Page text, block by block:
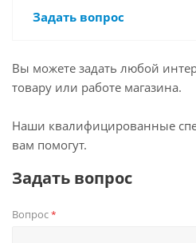
Задать вопрос
Вы можете задать любой
товару или работе магазина.
Наши квалифицированные
вам помогут.
Задать вопрос
Вопрос*